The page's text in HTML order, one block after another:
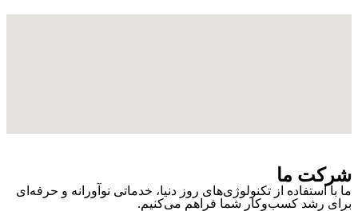
ما
از تکنولوژی‌های روز دنیا، خدماتی نوآورانه و حرفه‌ای
کسب‌وکار شما فراهم می‌کنیم.